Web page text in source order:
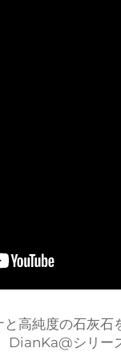
高純度の石灰石
DianKa@シリー